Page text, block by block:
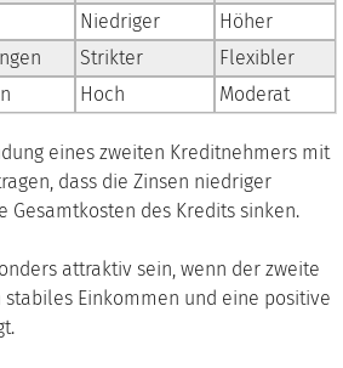
Niedriger
Höher
Strikter
Flexibler
Hoch Moderat
eines zweiten Kreditnehmers mit
dass die Zinsen niedriger
Gesamtkosten des Kredits sinken.
attraktiv sein, wenn der zweite
Einkommen und eine positive